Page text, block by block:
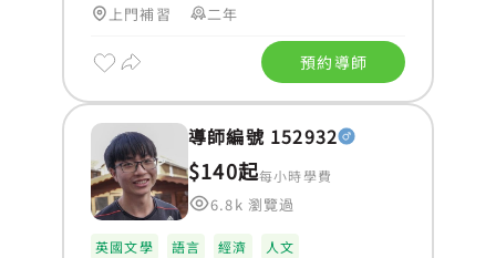
上門補習
二年
預約導師
導師編號 152932
$140起每小時學費
6.8k 瀏覽過
英國文學 語言 經濟 人文